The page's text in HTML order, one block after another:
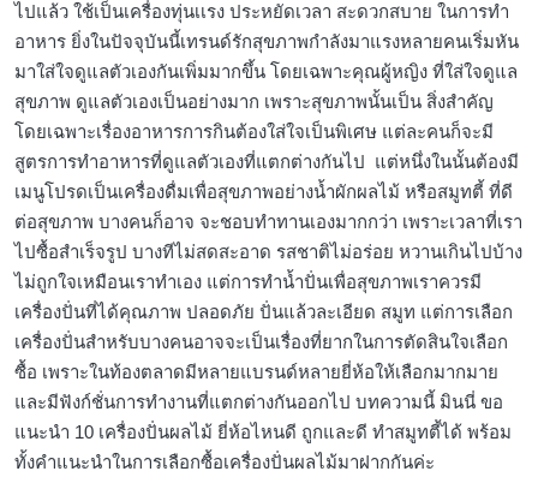
ไปแล้ว ใช้เป็นเครื่องทุ่นเเรง ประหยัดเวลา สะดวกสบาย ในการทำ
อาหาร ยิ่งในปัจจุบันนี้เทรนด์รักสุขภาพกำลังมาแรงหลายคนเริ่มหัน
มาใส่ใจดูแลตัวเองกันเพิ่มมากขึ้น โดยเฉพาะคุณผู้หญิง ที่ใส่ใจดูแล
สุขภาพ ดูแลตัวเองเป็นอย่างมาก เพราะสุขภาพนั้นเป็น สิ่งสำคัญ
โดยเฉพาะเรื่องอาหารการกินต้องใส่ใจเป็นพิเศษ แต่ละคนก็จะมี
สูตรการทำอาหารที่ดูแลตัวเองที่แตกต่างกันไป แต่หนึ่งในนั้นต้องมี
เมนูโปรดเป็นเครื่องดื่มเพื่อสุขภาพอย่างน้ำผักผลไม้ หรือสมูทตี้ ที่ดี
ต่อสุขภาพ บางคนก็อาจ จะชอบทำทานเองมากกว่า เพราะเวลาที่เรา
ไปซื้อสำเร็จรูป บางทีไม่สดสะอาด รสชาติไม่อร่อย หวานเกินไปบ้าง
ไม่ถูกใจเหมือนเราทำเอง แต่การทำน้ำปั่นเพื่อสุขภาพเราควรมี
เครื่องปั่นที่ได้คุณภาพ ปลอดภัย ปั่นแล้วละเอียด สมูท แต่การเลือก
เครื่องปั่นสำหรับบางคนอาจจะเป็นเรื่องที่ยากในการตัดสินใจเลือก
ซื้อ เพราะในท้องตลาดมีหลายแบรนด์หลายยี่ห้อให้เลือกมากมาย
และมีฟังก์ชั่นการทำงานที่แตกต่างกันออกไป บทความนี้ มินนี่ ขอ
แนะนำ 10 เครื่องปั่นผลไม้ ยี่ห้อไหนดี ถูกและดี ทำสมูทตี้ได้ พร้อม
ทั้งคำแนะนำในการเลือกซื้อเครื่องปั่นผลไม้มาฝากกันค่ะ